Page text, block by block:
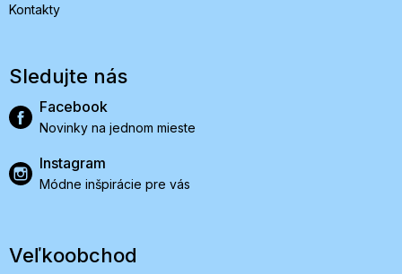
Kontakty
Sledujte nás
Facebook
Novinky na jednom mieste
Instagram
Módne inšpirácie pre vás
Veľkoobchod